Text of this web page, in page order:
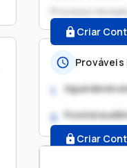
Processo
Criar
1. Aguardando
2. Possível
Criar